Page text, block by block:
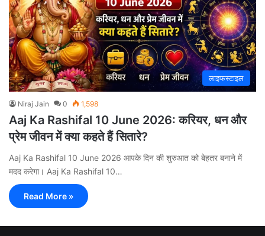
लाइफस्टाइल
Niraj Jain 0 1,598
Aaj Ka Rashifal 10 June 2026: करियर, धन और
प्रेम जीवन में क्या कहते हैं सितारे?
Aaj Ka Rashifal 10 June 2026 आपके दिन की शुरुआत को बेहतर बनाने में
मदद करेगा। Aaj Ka Rashifal 10…
Read More »